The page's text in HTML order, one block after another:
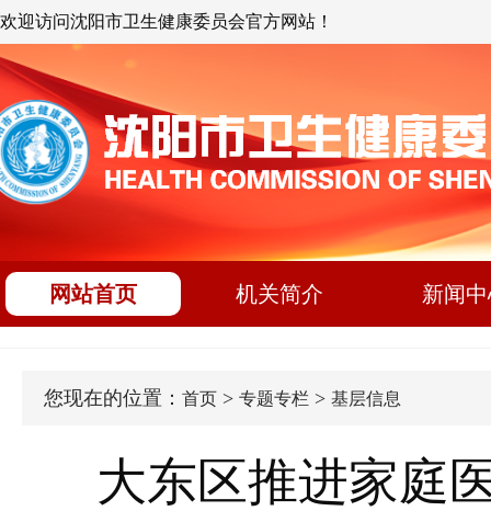
欢迎访问沈阳市卫生健康委员会官方网站！
网站首页 机关简介 新闻
您现在的位置： 首页 > 专题专栏 > 基层信息
大东区推进家庭